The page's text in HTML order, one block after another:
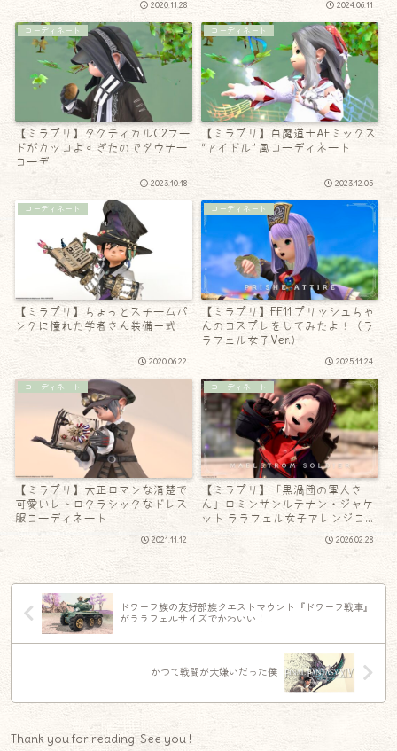
2020.11.28 2024.06.11
コーディネート
【ミラプリ】タクティカルC2フー
ドがカッコよすぎたのでダウナー
コーデ
2023.10.18
コーディネート
【ミラプリ】白魔道士AFミックス
“アイドル” 風コーディネート
2023.12.05
コーディネート
【ミラプリ】ちょっとスチームパ
ンクに憧れた学者さん装備一式
2020.06.22
コーディネート
【ミラプリ】FF11 プリッシュちゃ
んのコスプレをしてみたよ！（ラ
ラフェル女子Ver.）
2025.11.24
コーディネート
【ミラプリ】大正ロマンな清楚で
可愛いレトロクラシックなドレス
服コーディネート
2021.11.12
コーディネート
【ミラプリ】「黒渦団の軍人さ
ん」ロミンサンルテナン・ジャケ
ット ララフェル女子アレンジコー
2026.02.28
ドワーフ族の友好部族クエストマウント『ドワーフ戦車』
がララフェルサイズでかわいい！
かつて戦闘が大嫌いだった僕
Thank you for reading. See you !